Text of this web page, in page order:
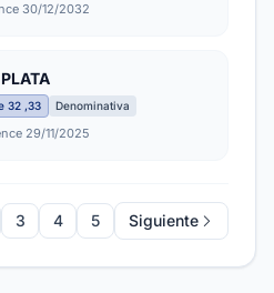
30/12/2032
32 ,33 Denominativa
29/11/2025
3 4 5 Siguiente